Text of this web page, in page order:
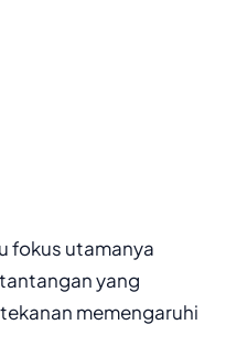
fokus utamanya
yang
memengaruhi